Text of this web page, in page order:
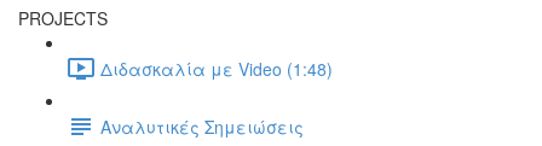
PROJECTS
Διδασκαλία με Video (1:48)
Αναλυτικές Σημειώσεις